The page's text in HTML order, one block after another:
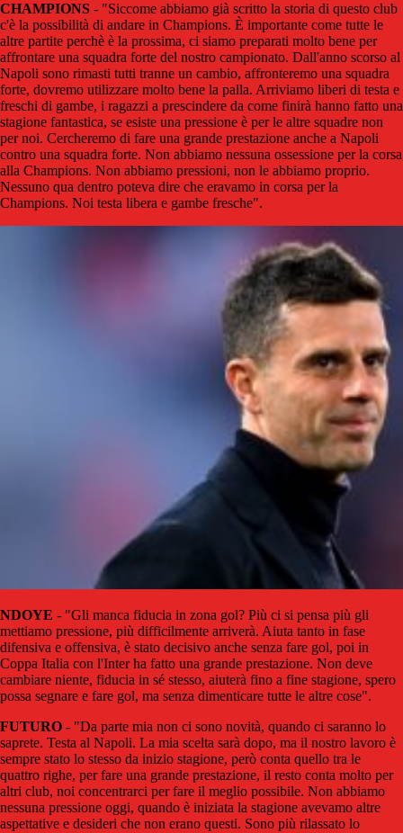
CHAMPIONS - "Siccome abbiamo già scritto la storia di questo club
c'è la possibilità di andare in Champions. È importante come tutte le
altre partite perchè è la prossima, ci siamo preparati molto bene per
affrontare una squadra forte del nostro campionato. Dall'anno scorso al
Napoli sono rimasti tutti tranne un cambio, affronteremo una squadra
forte, dovremo utilizzare molto bene la palla. Arriviamo liberi di testa e
freschi di gambe, i ragazzi a prescindere da come finirà hanno fatto una
stagione fantastica, se esiste una pressione è per le altre squadre non
per noi. Cercheremo di fare una grande prestazione anche a Napoli
contro una squadra forte. Non abbiamo nessuna ossessione per la corsa
alla Champions. Non abbiamo pressioni, non le abbiamo proprio.
Nessuno qua dentro poteva dire che eravamo in corsa per la
Champions. Noi testa libera e gambe fresche".
NDOYE - "Gli manca fiducia in zona gol? Più ci si pensa più gli
mettiamo pressione, più difficilmente arriverà. Aiuta tanto in fase
difensiva e offensiva, è stato decisivo anche senza fare gol, poi in
Coppa Italia con l'Inter ha fatto una grande prestazione. Non deve
cambiare niente, fiducia in sé stesso, aiuterà fino a fine stagione, spero
possa segnare e fare gol, ma senza dimenticare tutte le altre cose".
FUTURO - "Da parte mia non ci sono novità, quando ci saranno lo
saprete. Testa al Napoli. La mia scelta sarà dopo, ma il nostro lavoro è
sempre stato lo stesso da inizio stagione, però conta quello tra le
quattro righe, per fare una grande prestazione, il resto conta molto per
altri club, noi concentrarci per fare il meglio possibile. Non abbiamo
nessuna pressione oggi, quando è iniziata la stagione avevamo altre
aspettative e desideri che non erano questi. Sono più rilassato lo